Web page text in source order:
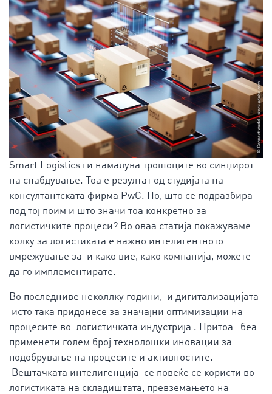
Smart Logistics ги намалува трошоците во синџирот
на снабдување. Тоа е резултат од студијата на
консултантската фирма PwC. Но, што се подразбира
под тој поим и што значи тоа конкретно за
логистичките процеси? Во оваа статија покажуваме
колку за логистиката е важно интелигентното
вмрежување за и како вие, како компанија, можете
да го имплементирате.
Во последниве неколлку години, и дигитализацијата
исто така придонесе за значајни оптимизации на
процесите во логистичката индустрија . Притоа беа
применети голем број технолошки иновации за
подобрување на процесите и активностите.
Вештачката интелигенција се повеќе се користи во
логистиката на складиштата, превземањето на